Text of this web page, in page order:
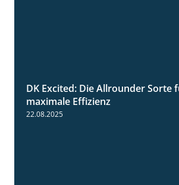
DK Excited: Die Allrounder Sorte
maximale Effizienz
22.08.2025